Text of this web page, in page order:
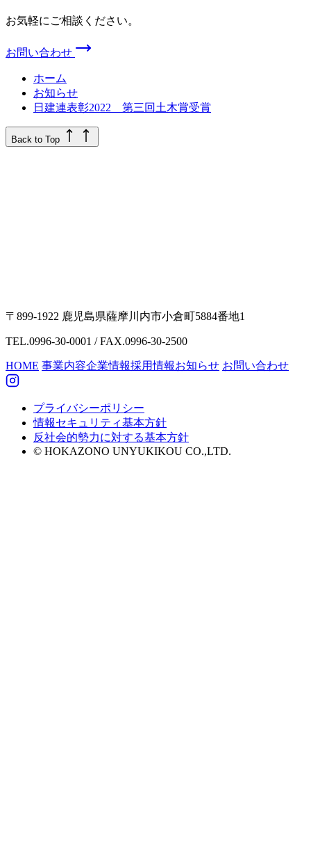
お気軽にご相談ください。
お問い合わせ
ホーム
お知らせ
日建連表彰2022 第三回土木賞受賞
Back to Top
〒899-1922 鹿児島県薩摩川内市小倉町5884番地1
TEL.0996-30-0001 / FAX.0996-30-2500
HOME 事業内容企業情報採用情報お知らせ お問い合わせ
プライバシーポリシー
情報セキュリティ基本方針
反社会的勢力に対する基本方針
© HOKAZONO UNYUKIKOU CO.,LTD.